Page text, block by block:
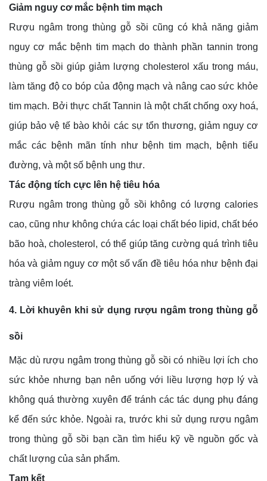
Giảm nguy cơ mắc bệnh tim mạch
Rượu ngâm trong thùng gỗ sồi cũng có khả năng giảm
nguy cơ mắc bệnh tim mạch do thành phần tannin trong
thùng gỗ sồi giúp giảm lượng cholesterol xấu trong máu,
làm tăng độ co bóp của động mạch và nâng cao sức khỏe
tim mạch. Bởi thực chất Tannin là một chất chống oxy hoá,
giúp bảo vệ tế bào khỏi các sự tổn thương, giảm nguy cơ
mắc các bệnh mãn tính như bệnh tim mạch, bệnh tiểu
đường, và một số bệnh ung thư.
Tác động tích cực lên hệ tiêu hóa
Rượu ngâm trong thùng gỗ sồi không có lượng calories
cao, cũng như không chứa các loại chất béo lipid, chất béo
bão hoà, cholesterol, có thể giúp tăng cường quá trình tiêu
hóa và giảm nguy cơ một số vấn đề tiêu hóa như bệnh đại
tràng viêm loét.
4. Lời khuyên khi sử dụng rượu ngâm trong thùng gỗ
sồi
Mặc dù rượu ngâm trong thùng gỗ sồi có nhiều lợi ích cho
sức khỏe nhưng bạn nên uống với liều lượng hợp lý và
không quá thường xuyên để tránh các tác dụng phụ đáng
kể đến sức khỏe. Ngoài ra, trước khi sử dụng rượu ngâm
trong thùng gỗ sồi bạn cần tìm hiểu kỹ về nguồn gốc và
chất lượng của sản phẩm.
Tạm kết